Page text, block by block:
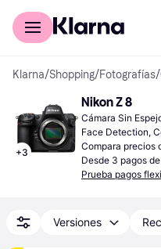
Comprar con Klarna
Klarna/Shopping/Fotografías/
+3
Nikon Z 8
Cámara Sin
Face Detection,
Compara precios
Desde 3 pagos
Prueba pagos
Versiones